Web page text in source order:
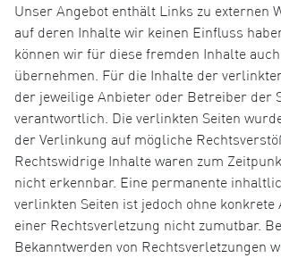
Unser Angebot enthält Links zu externen
auf deren Inhalte wir keinen Einfluss
können wir für diese fremden Inhalte
übernehmen. Für die Inhalte der
der jeweilige Anbieter oder Betreiber der
verantwortlich. Die verlinkten Seiten
der Verlinkung auf mögliche
Rechtswidrige Inhalte waren zum
nicht erkennbar. Eine permanente
verlinkten Seiten ist jedoch ohne
einer Rechtsverletzung nicht zumutbar.
Bekanntwerden von Rechtsverletzungen